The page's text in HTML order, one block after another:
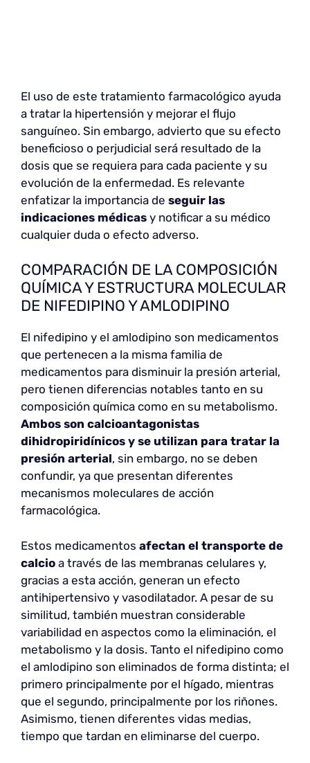
El uso de este tratamiento farmacológico ayuda
a tratar la hipertensión y mejorar el flujo
sanguíneo. Sin embargo, advierto que su efecto
beneficioso o perjudicial será resultado de la
dosis que se requiera para cada paciente y su
evolución de la enfermedad. Es relevante
enfatizar la importancia de seguir las
indicaciones médicas y notificar a su médico
cualquier duda o efecto adverso.
COMPARACIÓN DE LA COMPOSICIÓN
QUÍMICA Y ESTRUCTURA MOLECULAR
DE NIFEDIPINO Y AMLODIPINO
El nifedipino y el amlodipino son medicamentos
que pertenecen a la misma familia de
medicamentos para disminuir la presión arterial,
pero tienen diferencias notables tanto en su
composición química como en su metabolismo.
Ambos son calcioantagonistas
dihidropiridínicos y se utilizan para tratar la
presión arterial, sin embargo, no se deben
confundir, ya que presentan diferentes
mecanismos moleculares de acción
farmacológica.
Estos medicamentos afectan el transporte de
calcio a través de las membranas celulares y,
gracias a esta acción, generan un efecto
antihipertensivo y vasodilatador. A pesar de su
similitud, también muestran considerable
variabilidad en aspectos como la eliminación, el
metabolismo y la dosis. Tanto el nifedipino como
el amlodipino son eliminados de forma distinta; el
primero principalmente por el hígado, mientras
que el segundo, principalmente por los riñones.
Asimismo, tienen diferentes vidas medias,
tiempo que tardan en eliminarse del cuerpo.